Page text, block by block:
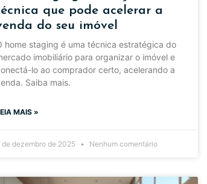
que pode acelerar a
do seu imóvel
home staging é uma técnica estratégica do
imobiliário para organizar o imóvel e
lo ao comprador certo, acelerando a
Saiba mais.
MAIS »
de dezembro de 2025 Nenhum comentário